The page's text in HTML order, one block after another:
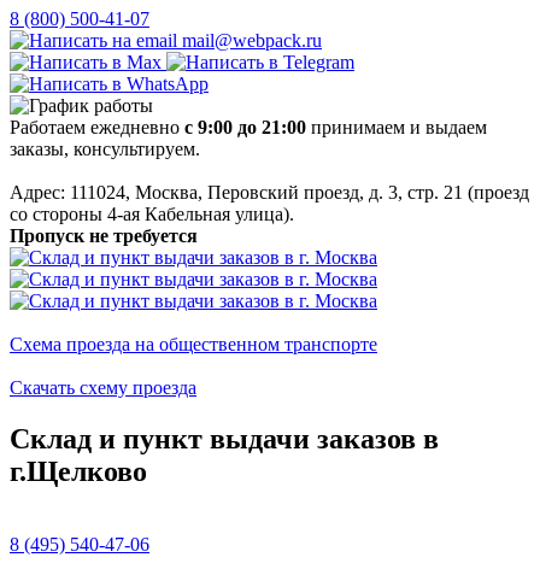
8 (800) 500-41-07
mail@webpack.ru
Работаем ежедневно с 9:00 до 21:00 принимаем и выдаем
заказы, консультируем.
Адрес: 111024, Москва, Перовский проезд, д. 3, стр. 21 (проезд
со стороны 4-ая Кабельная улица).
Пропуск не требуется
Схема проезда на общественном транспорте
Скачать схему проезда
Склад и пункт выдачи заказов в
г.Щелково
8 (495) 540-47-06